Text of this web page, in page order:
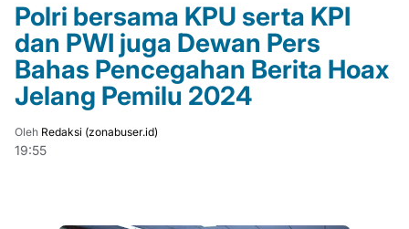
Polri bersama KPU serta KPI
dan PWI juga Dewan Pers
Bahas Pencegahan Berita Hoax
Jelang Pemilu 2024
Oleh Redaksi (zonabuser.id)
19:55